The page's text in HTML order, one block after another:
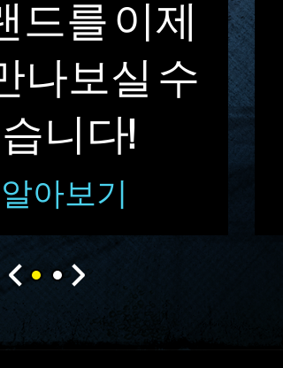
드를 이제
나보실 수
니다!
아보기